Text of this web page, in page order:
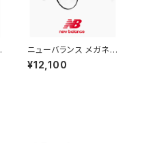
ニューバランス メガネ n
b05310x-1 new bala
nce newbalance 眼
¥12,100